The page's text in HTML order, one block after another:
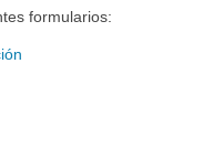
formularios: